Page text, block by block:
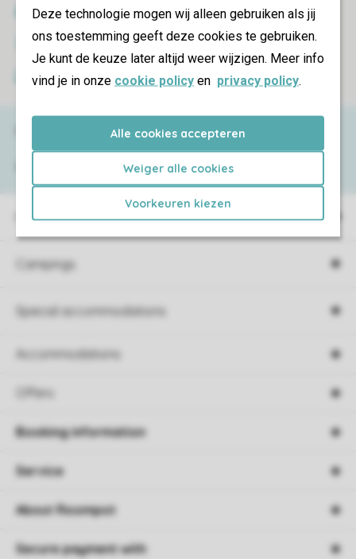
Deze technologie mogen wij alleen gebruiken als jij
ons toestemming geeft deze cookies te gebruiken.
Je kunt de keuze later altijd weer wijzigen. Meer info
vind je in onze cookie policy en privacy policy.
Alle cookies accepteren
Weiger alle cookies
Voorkeuren kiezen
SSL certificate
Secure data transfer
Secure payment
Holiday parks
Campings
Special accommodations
Accommodations
Offers
or contact theContact Center
Booking information
Service
About Roompot
Secure payment with